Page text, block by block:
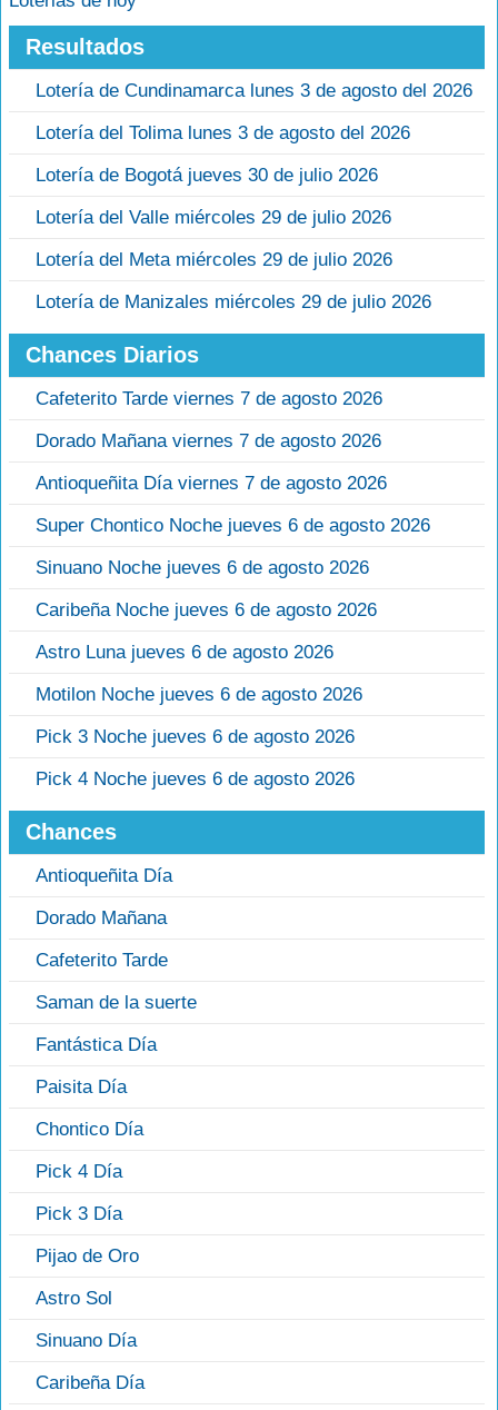
Resultados
Lotería de Cundinamarca lunes 3 de agosto del 2026
Lotería del Tolima lunes 3 de agosto del 2026
Lotería de Bogotá jueves 30 de julio 2026
Lotería del Valle miércoles 29 de julio 2026
Lotería del Meta miércoles 29 de julio 2026
Lotería de Manizales miércoles 29 de julio 2026
Chances Diarios
Cafeterito Tarde viernes 7 de agosto 2026
Dorado Mañana viernes 7 de agosto 2026
Antioqueñita Día viernes 7 de agosto 2026
Super Chontico Noche jueves 6 de agosto 2026
Sinuano Noche jueves 6 de agosto 2026
Caribeña Noche jueves 6 de agosto 2026
Astro Luna jueves 6 de agosto 2026
Motilon Noche jueves 6 de agosto 2026
Pick 3 Noche jueves 6 de agosto 2026
Pick 4 Noche jueves 6 de agosto 2026
Chances
Antioqueñita Día
Dorado Mañana
Cafeterito Tarde
Saman de la suerte
Fantástica Día
Paisita Día
Chontico Día
Pick 4 Día
Pick 3 Día
Pijao de Oro
Astro Sol
Sinuano Día
Caribeña Día